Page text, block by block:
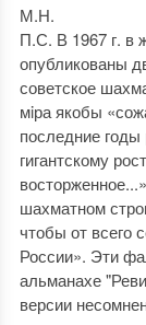
М.Н.
П.С. В 1967 г.
опубликованы
советское
мiра якобы
последние
гигантскому
шахматном
чтобы от всего
России». Эти
альманахе
версии